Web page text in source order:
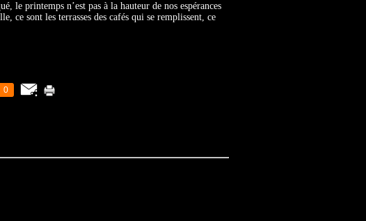
le printemps n’est pas à la hauteur de nos espérances
sont les terrasses des cafés qui se remplissent, ce
0